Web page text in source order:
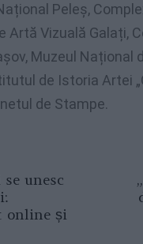
Peleș,
Artă Vizuală Galați,
Muzeul Național
de Istoria Artei
de Stampe.
unesc
online și